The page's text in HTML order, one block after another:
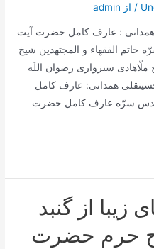
/ از admin
همدانی : عارف کامل حضرت آیت
الفقهاء و المجتهدین شیخ
سبزواری رضوان اللَه
همدانی: عارف کامل
قدس سرّه عارف کامل حضرت
از گنبد
حرم حضرت